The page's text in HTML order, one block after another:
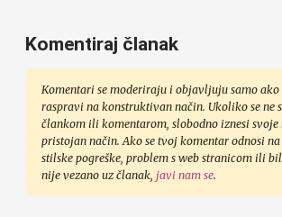
Komentiraj članak
Komentari se moderiraju i objavljuju samo ako
raspravi na konstruktivan način. Ukoliko se ne
člankom ili komentarom, slobodno iznesi
pristojan način. Ako se tvoj komentar odnosi
stilske pogreške, problem s web stranicom ili
nije vezano uz članak, javi nam se.